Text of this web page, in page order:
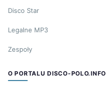
Disco Star
Legalne MP3
Zespoły
O PORTALU DISCO-POLO.INFO